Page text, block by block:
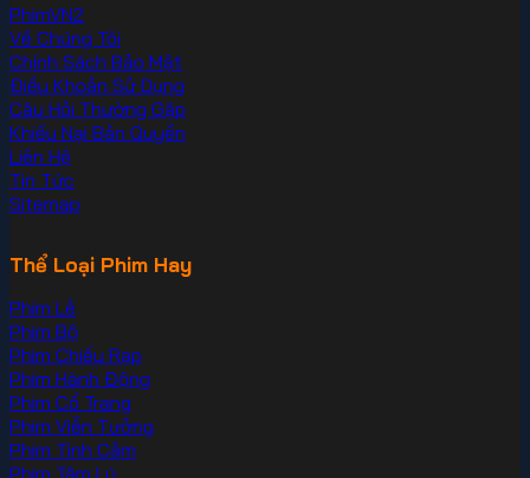
PhimVN2
Về Chúng Tôi
Chính Sách Bảo Mật
Điều Khoản Sử Dụng
Câu Hỏi Thường Gặp
Khiếu Nại Bản Quyền
Liên Hệ
Tin Tức
Sitemap
Thể Loại Phim Hay
Phim Lẻ
Phim Bộ
Phim Chiếu Rạp
Phim Hành Động
Phim Cổ Trang
Phim Viễn Tưởng
Phim Tình Cảm
Phim Tâm Lý